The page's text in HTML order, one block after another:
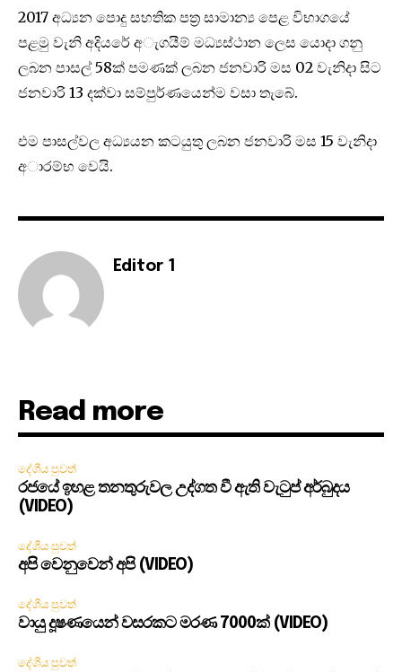
2017 අධ්‍යන පොදු සහතික පත්‍ර සාමාන්‍ය පෙළ විභාගයේ
පළමු වැනි අදියරේ අැගයීම් මධ්‍යස්ථාන ලෙස යොදා ගනු
ලබන පාසල් 58ක් පමණක් ලබන ජනවාරි මස 02 වැනිදා සිට
ජනවාරි 13 දක්වා සම්පුර්ණයෙන්ම වසා තැබේ.
එම පාසල්වල අධ්‍යයන කටයුතු ලබන ජනවාරි මස 15 වැනිදා
අාරම්භ වෙයි.
Editor 1
Read more
දේශීය පුවත්
රජයේ ඉහළ තනතුරුවල උද්ගත වී ඇති වැටුප් අර්බුදය
(VIDEO)
දේශීය පුවත්
අපි වෙනුවෙන් අපි (VIDEO)
දේශීය පුවත්
වායු දූෂණයෙන් වසරකට මරණ 7000ක් (VIDEO)
දේශීය පුවත්